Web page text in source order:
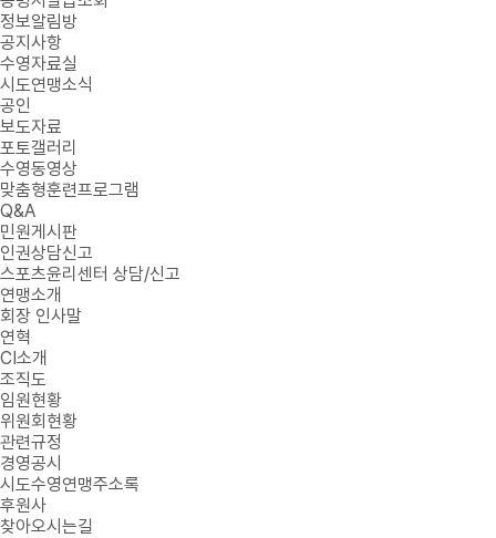
정보알림방
공지사항
수영자료실
시도연맹소식
공인
보도자료
포토갤러리
수영동영상
맞춤형훈련프로그램
Q&A
민원게시판
인권상담신고
스포츠윤리센터 상담/신고
연맹소개
회장 인사말
연혁
CI소개
조직도
임원현황
위원회현황
관련규정
경영공시
시도수영연맹주소록
후원사
찾아오시는길